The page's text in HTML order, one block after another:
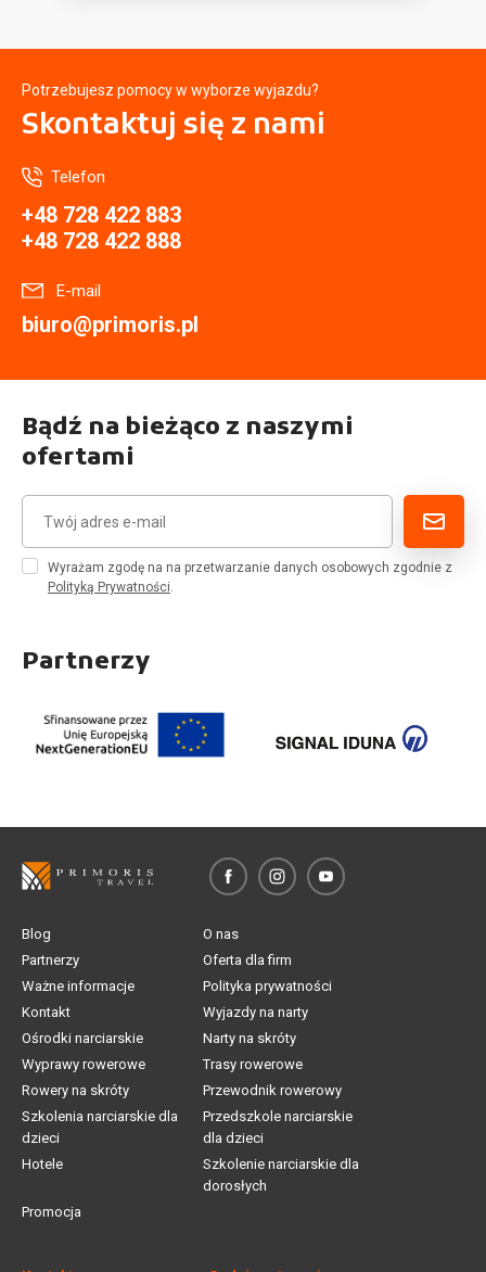
Potrzebujesz pomocy w wyborze wyjazdu?
Skontaktuj się z nami
Telefon
+48 728 422 883
+48 728 422 888
E-mail
biuro@primoris.pl
Bądź na bieżąco z naszymi
ofertami
Wyrażam zgodę na na przetwarzanie danych osobowych zgodnie z
Polityką Prywatności.
Partnerzy
Blog
O nas
Partnerzy
Oferta dla firm
Ważne informacje
Polityka prywatności
Kontakt
Wyjazdy na narty
Ośrodki narciarskie
Narty na skróty
Wyprawy rowerowe
Trasy rowerowe
Rowery na skróty
Przewodnik rowerowy
Szkolenia narciarskie dla
dzieci
Przedszkole narciarskie
dla dzieci
Hotele
Szkolenie narciarskie dla
dorosłych
Promocja